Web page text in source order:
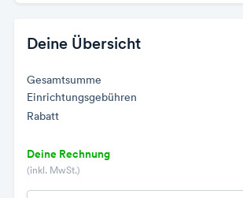
Deine Übersicht
Gesamtsumme
Einrichtungsgebühren
Rabatt
Deine Rechnung
(inkl. MwSt.)